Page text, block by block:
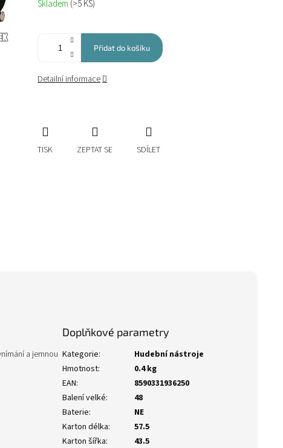
cena:
Skladem (>5 KS)
Přidat do košíku
Detailní informace
TISK ZEPTAT SE SDÍLET
a jemnou
Doplňkové parametry
Kategorie:
Hudební nástroje
Hmotnost:
0.4 kg
EAN:
8590331936250
Balení velké:
48
Baterie:
NE
Karton délka:
57.5
Karton šířka:
43.5